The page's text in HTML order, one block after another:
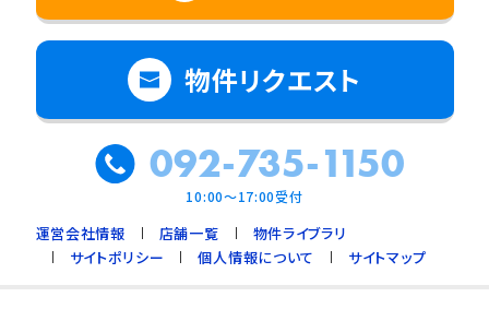
物件リクエスト
092-735-1150
10:00～17:00受付
運営会社情報 店舗一覧
物件ライブラリ
サイトポリシー
個人情報について サイトマップ